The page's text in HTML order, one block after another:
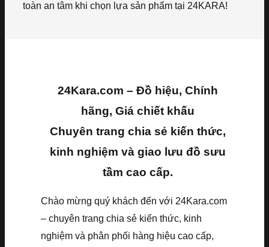
toàn an tâm khi chọn lựa sản phẩm tại 24KARA!
24Kara.com – Đồ hiệu, Chính
hãng, Giá chiết khấu
Chuyên trang chia sẻ kiến thức,
kinh nghiệm và giao lưu đồ sưu
tầm cao cấp.
Chào mừng quý khách đến với 24Kara.com
– chuyên trang chia sẻ kiến thức, kinh
nghiệm và phân phối hàng hiệu cao cấp,